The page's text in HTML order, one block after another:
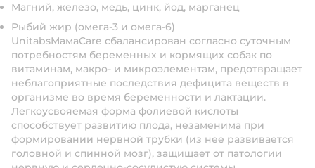
Магний, железо, медь, цинк, йод, марганец
Рыбий жир (омега-3 и омега-6)
UnitabsМамаCare сбалансирован согласно суточным
потребностям беременных и кормящих собак по
витаминам, макро- и микроэлементам, предотвращает
неблагоприятные последствия дефицита веществ в
организме во время беременности и лактации.
Легкоусвояемая форма фолиевой кислоты
способствует развитию плода, незаменима при
формировании нервной трубки (из нее развивается
головной и спинной мозг), защищает от патологии